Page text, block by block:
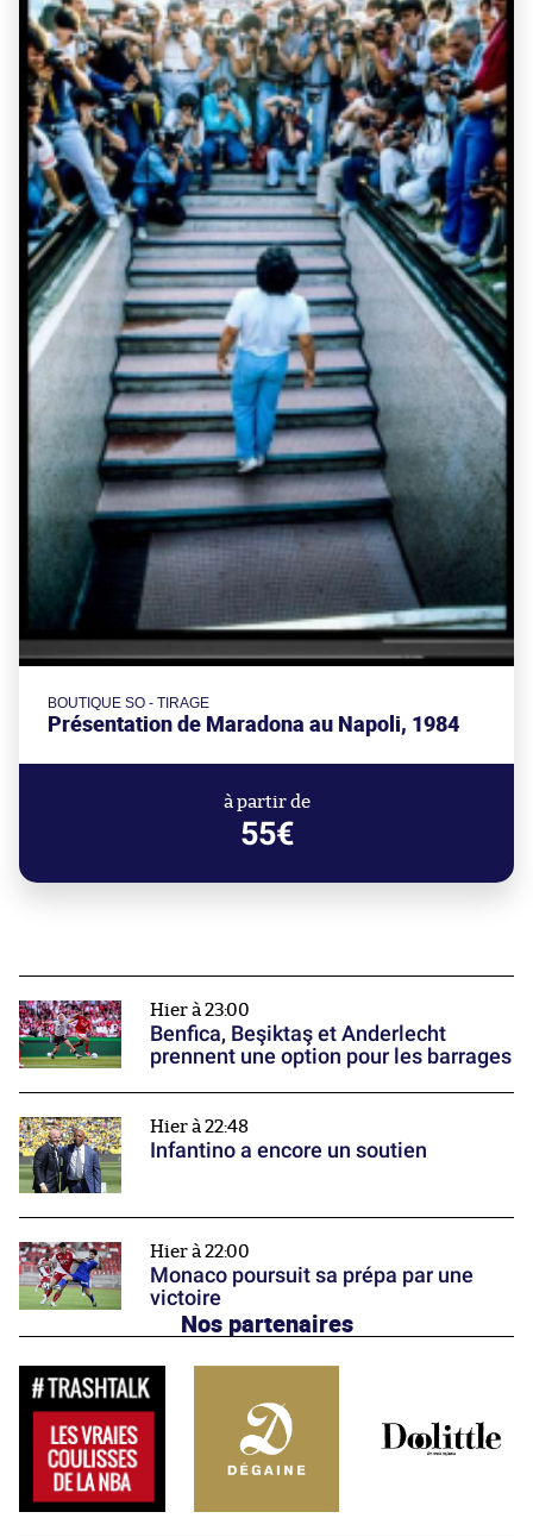
BOUTIQUE SO - TIRAGE
Présentation de Maradona au Napoli, 1984
à partir de
55€
Hier à 23:00
Benfica, Beşiktaş et Anderlecht
prennent une option pour les barrages
Hier à 22:48
Infantino a encore un soutien
Hier à 22:00
Monaco poursuit sa prépa par une
victoire
Nos partenaires